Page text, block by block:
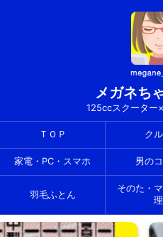
メガネち
125ccスクータ
ＴＯＰ ク
家電・PC・スマホ 男の
羽毛ふとん
そのた・
理